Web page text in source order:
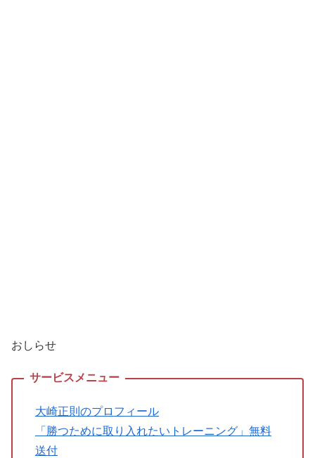
おしらせ
大崎正則のプロフィール
「勝つために取り入れたいトレーニング」無料
送付